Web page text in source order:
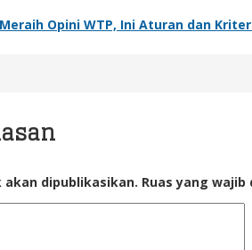
Opini WTP, Ini Aturan dan
dipublikasikan. Ruas yang